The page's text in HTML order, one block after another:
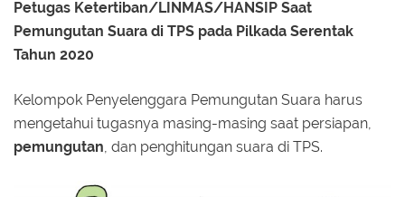
Petugas Ketertiban/LINMAS/HANSIP Saat
Pemungutan Suara di TPS pada Pilkada Serentak
Tahun 2020
Kelompok Penyelenggara Pemungutan Suara harus
mengetahui tugasnya masing-masing saat persiapan,
pemungutan , dan penghitungan suara di TPS.